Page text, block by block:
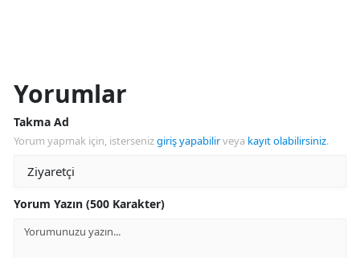
Yorumlar
Takma Ad
Yorum yapmak için, istersenizgiriş yapabilirveya kayıt olabilirsiniz.
Yorum Yazın (500 Karakter)